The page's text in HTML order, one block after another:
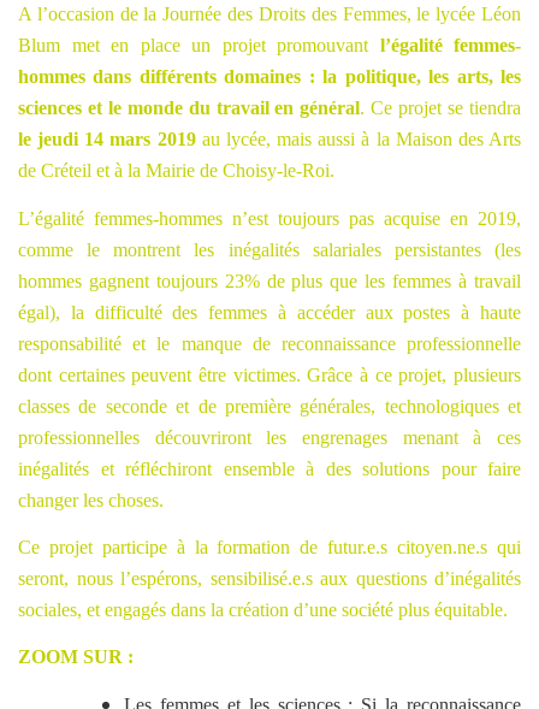
A l’occasion de la Journée des Droits des Femmes, le lycée Léon
Blum met en place un projet promouvant l’égalité femmes-
hommes dans différents domaines : la politique, les arts, les
sciences et le monde du travail en général. Ce projet se tiendra
le jeudi 14 mars 2019au lycée, mais aussi à la Maison des Arts
de Créteil et à la Mairie de Choisy-le-Roi.
L’égalité femmes-hommes n’est toujours pas acquise en 2019,
comme le montrent les inégalités salariales persistantes (les
hommes gagnent toujours 23% de plus que les femmes à travail
égal), la difficulté des femmes à accéder aux postes à haute
responsabilité et le manque de reconnaissance professionnelle
dont certaines peuvent être victimes. Grâce à ce projet, plusieurs
classes de seconde et de première générales, technologiques et
professionnelles découvriront les engrenages menant à ces
inégalités et réfléchiront ensemble à des solutions pour faire
changer les choses.
Ce projet participe à la formation de futur.e.s citoyen.ne.s qui
seront, nous l’espérons, sensibilisé.e.s aux questions d’inégalités
sociales, et engagés dans la création d’une société plus équitable.
ZOOM SUR :
Les femmes et les sciences : Si la reconnaissance